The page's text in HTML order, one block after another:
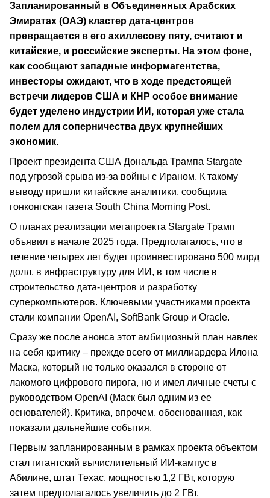
Запланированный в Объединенных Арабских
Эмиратах (ОАЭ) кластер дата-центров
превращается в его ахиллесову пяту, считают и
китайские, и российские эксперты. На этом фоне,
как сообщают западные информагентства,
инвесторы ожидают, что в ходе предстоящей
встречи лидеров США и КНР особое внимание
будет уделено индустрии ИИ, которая уже стала
полем для соперничества двух крупнейших
экономик.
Проект президента США Дональда Трампа Stargate
под угрозой срыва из-за войны с Ираном. К такому
выводу пришли китайские аналитики, сообщила
гонконгская газета South China Morning Post.
О планах реализации мегапроекта Stargate Трамп
объявил в начале 2025 года. Предполагалось, что в
течение четырех лет будет проинвестировано 500 млрд
долл. в инфраструктуру для ИИ, в том числе в
строительство дата-центров и разработку
суперкомпьютеров. Ключевыми участниками проекта
стали компании OpenAI, SoftBank Group и Oracle.
Сразу же после анонса этот амбициозный план навлек
на себя критику – прежде всего от миллиардера Илона
Маска, который не только оказался в стороне от
лакомого цифрового пирога, но и имел личные счеты с
руководством OpenAI (Маск был одним из ее
основателей). Критика, впрочем, обоснованная, как
показали дальнейшие события.
Первым запланированным в рамках проекта объектом
стал гигантский вычислительный ИИ-кампус в
Абилине, штат Техас, мощностью 1,2 ГВт, которую
затем предполагалось увеличить до 2 ГВт.